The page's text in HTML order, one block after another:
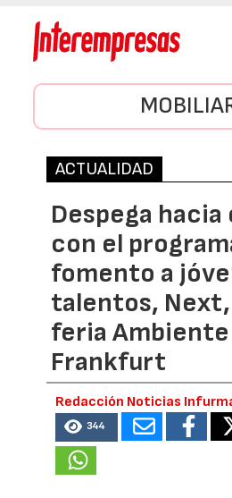
ACTUALIDAD
Despega
con el
fomento a
talentos, Next,
feria
Frankfurt
Redacción Noticias
344